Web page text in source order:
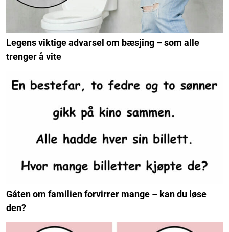
Legens viktige advarsel om bæsjing – som alle
trenger å vite
Gåten om familien forvirrer mange – kan du løse
den?